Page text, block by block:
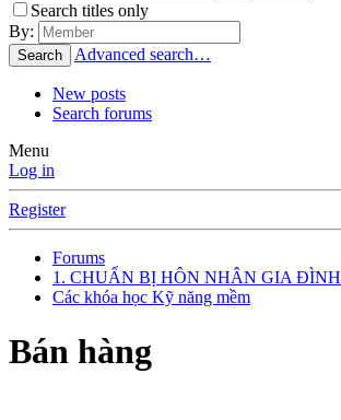
Search titles only
By:
Search Advanced search…
New posts
Search forums
Menu
Log in
Register
Forums
1. CHUẨN BỊ HÔN NHÂN GIA ĐÌNH
Các khóa học Kỹ năng mềm
Bán hàng